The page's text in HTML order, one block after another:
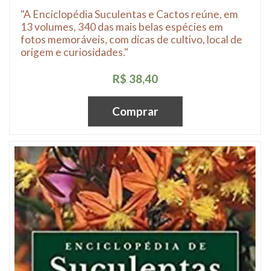
"A Enciclopédia Suculentas e Cactos reúne, em
13 volumes, 340 das mais belas espécies em
fotos memoráveis, com dicas de cultivo, local de
origem e curiosidades."
R$ 38,40
Comprar